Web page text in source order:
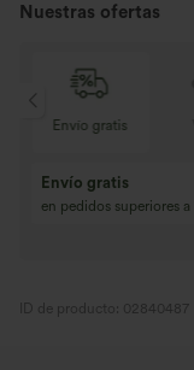
Nuestras ofertas
Venta
Compra 3 y llévate 1
Compra 4 por 3,
ID de producto: 02840487